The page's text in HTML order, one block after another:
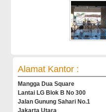
Alamat Kantor :
Mangga Dua Square
Lantai LG Blok B No 300
Jalan Gunung Sahari No.1
Jakarta Utara